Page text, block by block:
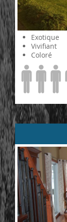
Exotique
Vivifiant
Coloré